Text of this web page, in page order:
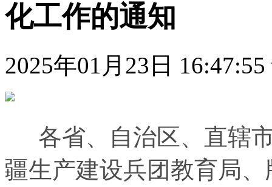
化工作的通知
2025年01月23日 16:47:55
各省、自治区、直辖
疆生产建设兵团教育局